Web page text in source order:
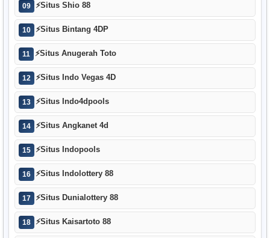
09 ⚡Situs Shio 88
10 ⚡Situs Bintang 4DP
11 ⚡Situs Anugerah Toto
12 ⚡Situs Indo Vegas 4D
13 ⚡Situs Indo4dpools
14 ⚡Situs Angkanet 4d
15 ⚡Situs Indopools
16 ⚡Situs Indolottery 88
17 ⚡Situs Dunialottery 88
18 ⚡Situs Kaisartoto 88